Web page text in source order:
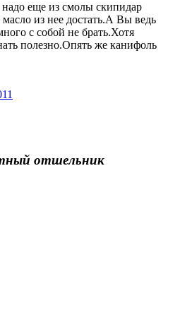
надо еще из смолы скипидар
масло из нее достать.А Вы ведь
с собой не брать.Хотя
полезно.Опять же канифоль
отшельник